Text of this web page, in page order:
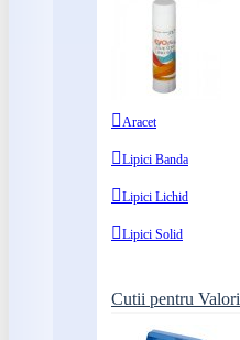
Aracet
Lipici Banda
Lipici Lichid
Lipici Solid
Cutii pentru Valori